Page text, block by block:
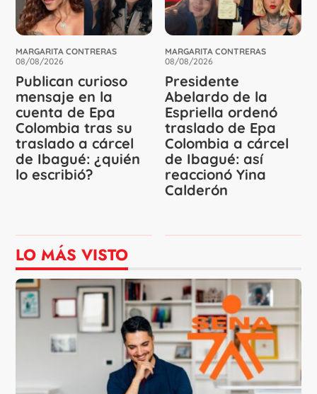
MARGARITA CONTRERAS
08/08/2026
Publican curioso
mensaje en la
cuenta de Epa
Colombia tras su
traslado a cárcel
de Ibagué: ¿quién
lo escribió?
MARGARITA CONTRERAS
08/08/2026
Presidente
Abelardo de la
Espriella ordenó
traslado de Epa
Colombia a cárcel
de Ibagué: así
reaccionó Yina
Calderón
LO MÁS VISTO